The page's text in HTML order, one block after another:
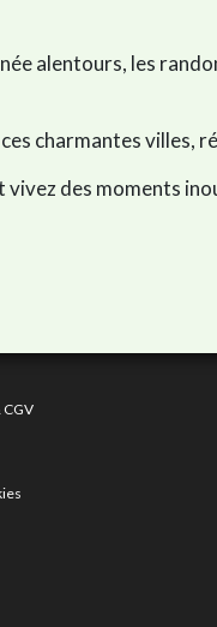
alentours, les
charmantes villes,
vivez des moments